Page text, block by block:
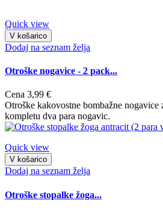
Quick view
V košarico
Dodaj na seznam želja
Otroške nogavice - 2 pack...
Cena 3,99 €
Otroške kakovostne bombažne
kompletu dva para nogavic.
Quick view
V košarico
Dodaj na seznam želja
Otroške stopalke žoga...